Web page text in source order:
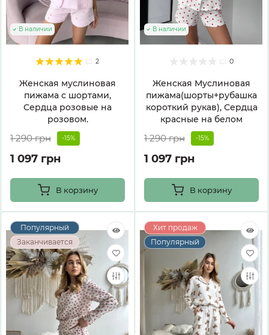
2
Женская муслиновая
пижама с шортами,
Сердца розовые на
розовом.
В наличии
1 290 грн -15%
1 097 грн
В корзину
0
Женская Муслиновая
пижама(шорты+рубашка
короткий рукав), Сердца
красные на белом
В наличии
1 290 грн -15%
1 097 грн
В корзину
Популярный
Заканчивается
Хит продаж
Популярный